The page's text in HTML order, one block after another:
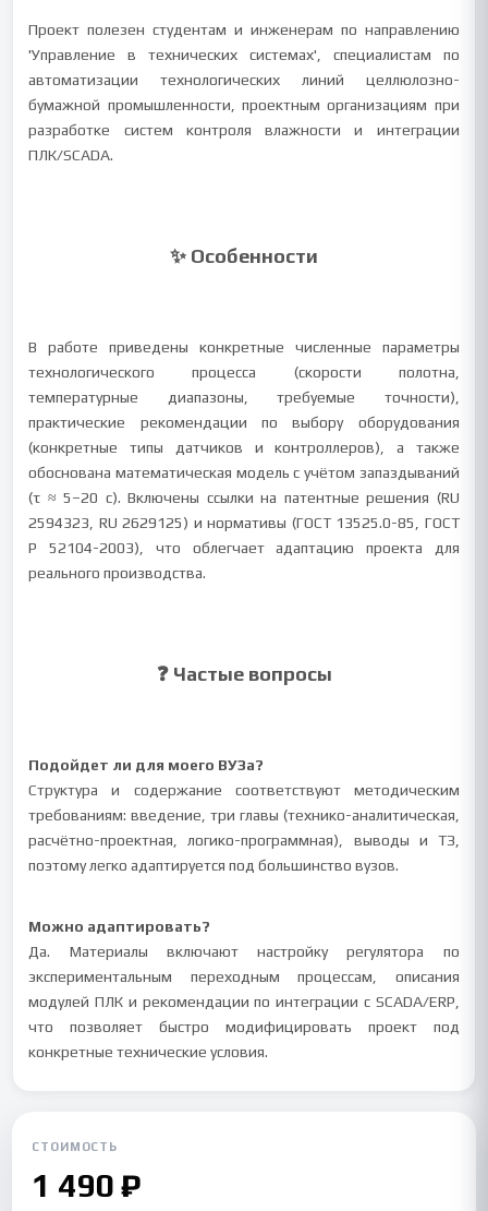
Проект полезен студентам и инженерам по направлению
'Управление в технических системах', специалистам по
автоматизации технологических линий целлюлозно-
бумажной промышленности, проектным организациям при
разработке систем контроля влажности и интеграции
ПЛК/SCADA.
✨ Особенности
В работе приведены конкретные численные параметры
технологического процесса (скорости полотна,
температурные диапазоны, требуемые точности),
практические рекомендации по выбору оборудования
(конкретные типы датчиков и контроллеров), а также
обоснована математическая модель с учётом запаздываний
(τ ≈ 5–20 с). Включены ссылки на патентные решения (RU
2594323, RU 2629125) и нормативы (ГОСТ 13525.0-85, ГОСТ
Р 52104-2003), что облегчает адаптацию проекта для
реального производства.
❓ Частые вопросы
Подойдет ли для моего ВУЗа?
Структура и содержание соответствуют методическим
требованиям: введение, три главы (технико-аналитическая,
расчётно-проектная, логико-программная), выводы и ТЗ,
поэтому легко адаптируется под большинство вузов.
Можно адаптировать?
Да. Материалы включают настройку регулятора по
экспериментальным переходным процессам, описания
модулей ПЛК и рекомендации по интеграции с SCADA/ERP,
что позволяет быстро модифицировать проект под
конкретные технические условия.
СТОИМОСТЬ
1 490 ₽